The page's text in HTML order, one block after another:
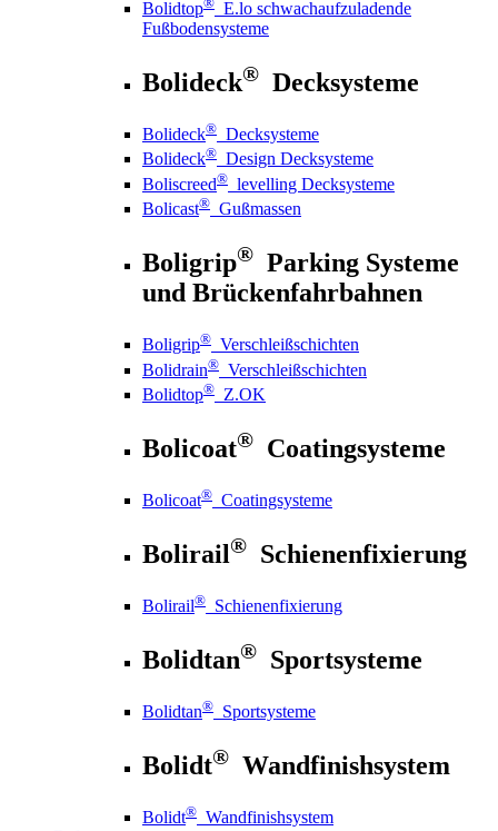
Bolidtop
E.lo schwachaufzuladende
Fußbodensysteme
Bolideck® Decksysteme
Bolideck® Decksysteme
Bolideck® Design Decksysteme
Boliscreed® levelling Decksysteme
Bolicast® Gußmassen
Boligrip® Parking Systeme
und Brückenfahrbahnen
Boligrip® Verschleißschichten
Bolidrain® Verschleißschichten
Bolidtop® Z.OK
Bolicoat® Coatingsysteme
Bolicoat® Coatingsysteme
Bolirail® Schienenfixierung
Bolirail® Schienenfixierung
Bolidtan® Sportsysteme
Bolidtan® Sportsysteme
Bolidt® Wandfinishsystem
Bolidt® Wandfinishsystem